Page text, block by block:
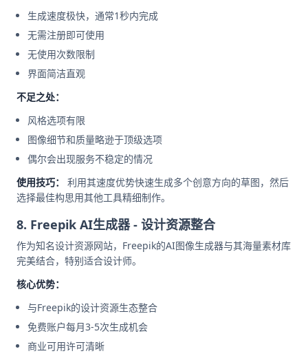
生成速度极快，通常1秒内完成
无需注册即可使用
无使用次数限制
界面简洁直观
不足之处：
风格选项有限
图像细节和质量略逊于顶级选项
偶尔会出现服务不稳定的情况
使用技巧：
利用其速度优势快速生成多个创意方向的草图，然后
选择最佳构思用其他工具精细制作。
8. Freepik AI生成器 - 设计资源整合
作为知名设计资源网站，Freepik的AI图像生成器与其海量素材库
完美结合，特别适合设计师。
核心优势：
与Freepik的设计资源生态整合
免费账户每月3-5次生成机会
商业可用许可清晰